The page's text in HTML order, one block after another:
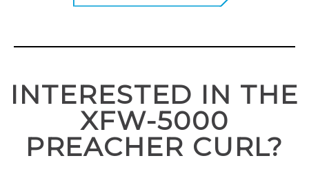
INTERESTED IN THE
XFW-5000
PREACHER CURL?